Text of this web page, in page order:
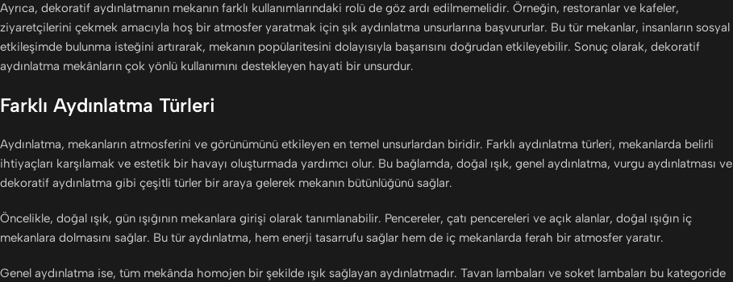
Ayrıca, dekoratif aydınlatmanın mekanın farklı kullanımlarındaki rolü de göz ardı edilmemelidir. Örneğin, restoranlar ve kafeler,
ziyaretçilerini çekmek amacıyla hoş bir atmosfer yaratmak için şık aydınlatma unsurlarına başvururlar. Bu tür mekanlar, insanların sosyal
etkileşimde bulunma isteğini artırarak, mekanın popülaritesini dolayısıyla başarısını doğrudan etkileyebilir. Sonuç olarak, dekoratif
aydınlatma mekânların çok yönlü kullanımını destekleyen hayati bir unsurdur.
Farklı Aydınlatma Türleri
Aydınlatma, mekanların atmosferini ve görünümünü etkileyen en temel unsurlardan biridir. Farklı aydınlatma türleri, mekanlarda belirli
ihtiyaçları karşılamak ve estetik bir havayı oluşturmada yardımcı olur. Bu bağlamda, doğal ışık, genel aydınlatma, vurgu aydınlatması ve
dekoratif aydınlatma gibi çeşitli türler bir araya gelerek mekanın bütünlüğünü sağlar.
Öncelikle, doğal ışık, gün ışığının mekanlara girişi olarak tanımlanabilir. Pencereler, çatı pencereleri ve açık alanlar, doğal ışığın iç
mekanlara dolmasını sağlar. Bu tür aydınlatma, hem enerji tasarrufu sağlar hem de iç mekanlarda ferah bir atmosfer yaratır.
Genel aydınlatma ise, tüm mekânda homojen bir şekilde ışık sağlayan aydınlatmadır. Tavan lambaları ve soket lambaları bu kategoride